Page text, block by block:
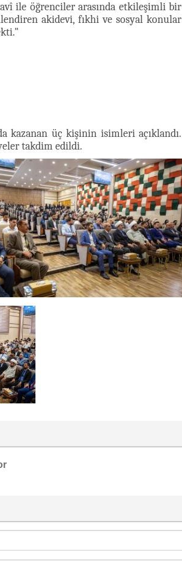
ile öğrenciler arasında etkileşimli bir
akidevi, fıkhi ve sosyal konular
kazanan üç kişinin isimleri açıklandı.
takdim edildi.